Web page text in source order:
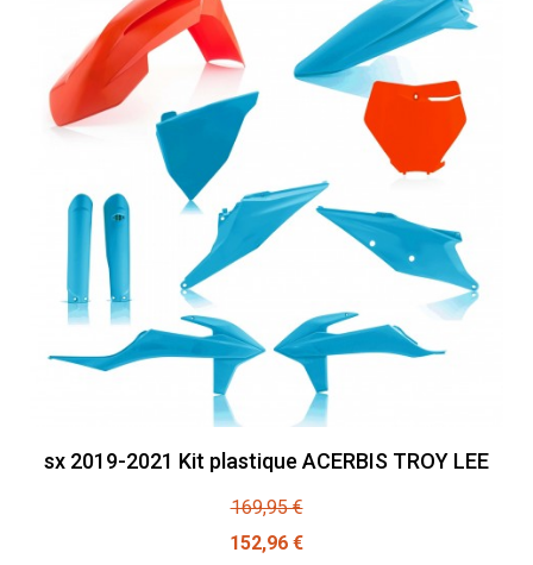
sx 2019-2021 Kit plastique ACERBIS TROY LEE
169,95 €
152,96 €